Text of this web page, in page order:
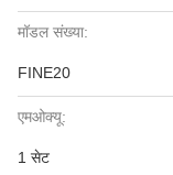
मॉडल संख्या:
FINE20
एमओक्यू:
1 सेट